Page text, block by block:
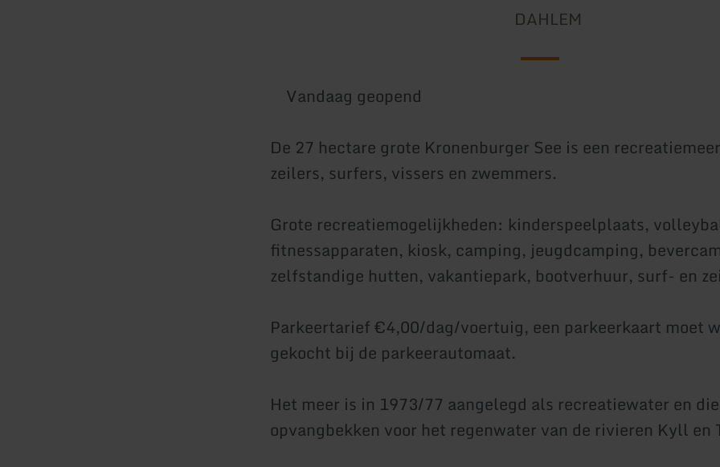
DAHLEM
Vandaag geopend
De 27 hectare grote Kronenburger See is een
zeilers, surfers, vissers en zwemmers.
Grote recreatiemogelijkheden: kinderspeelplaats,
fitnessapparaten, kiosk, camping, jeugdcamping,
zelfstandige hutten, vakantiepark, bootverhuur, surf- en
Parkeertarief €4,00/dag/voertuig, een parkeerkaart moet
gekocht bij de parkeerautomaat.
Het meer is in 1973/77 aangelegd als recreatiewater en
opvangbekken voor het regenwater van de rivieren Kyll en